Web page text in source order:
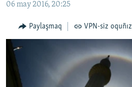
VİDEO
SÜRET
BLOGLAR
FİKİR
06 may 2016, 20:25
Paylaşmaq VPN-siz oquñız